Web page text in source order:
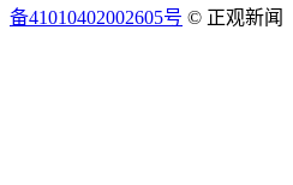
备41010402002605号 © 正观新闻